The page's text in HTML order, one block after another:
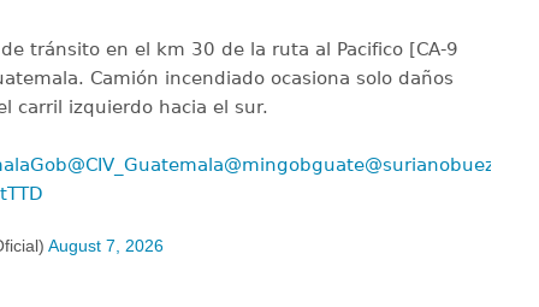
tránsito en el km 30 de la ruta al Pacifico [CA-9
Camión incendiado ocasiona solo daños
carril izquierdo hacia el sur.
@CIV_Guatemala@mingobguate@surianobuezo
August 7, 2026